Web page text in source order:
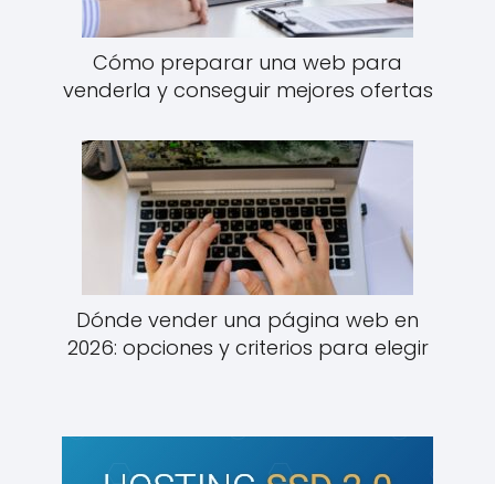
Cómo preparar una web para
venderla y conseguir mejores ofertas
Dónde vender una página web en
2026: opciones y criterios para elegir